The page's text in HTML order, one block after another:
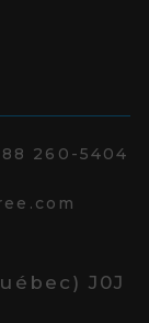
260-5404
J0J